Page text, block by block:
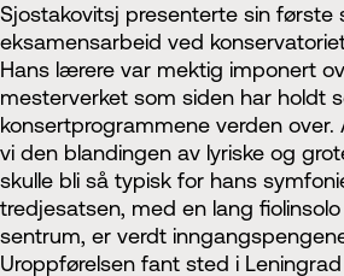
Sjostakovitsj presenterte sin første
eksamensarbeid ved
Hans lærere var mektig imponert
mesterverket som siden har holdt
konsertprogrammene verden over.
vi den blandingen av lyriske og
skulle bli så typisk for hans
tredjesatsen, med en lang
sentrum, er verdt
Uroppførelsen fant sted i